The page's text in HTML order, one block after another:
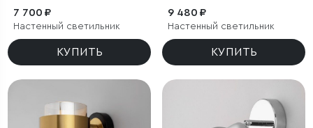
7 700 ₽
Настенный светильник
КУПИТЬ
9 480 ₽
Настенный светильник
КУПИТЬ